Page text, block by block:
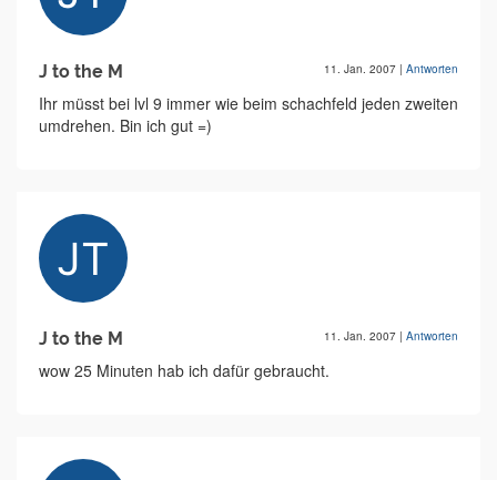
J to the M 11. Jan. 2007 | Antworten
Ihr müsst bei lvl 9 immer wie beim schachfeld jeden zweiten
umdrehen. Bin ich gut =)
J to the M 11. Jan. 2007 | Antworten
wow 25 Minuten hab ich dafür gebraucht.